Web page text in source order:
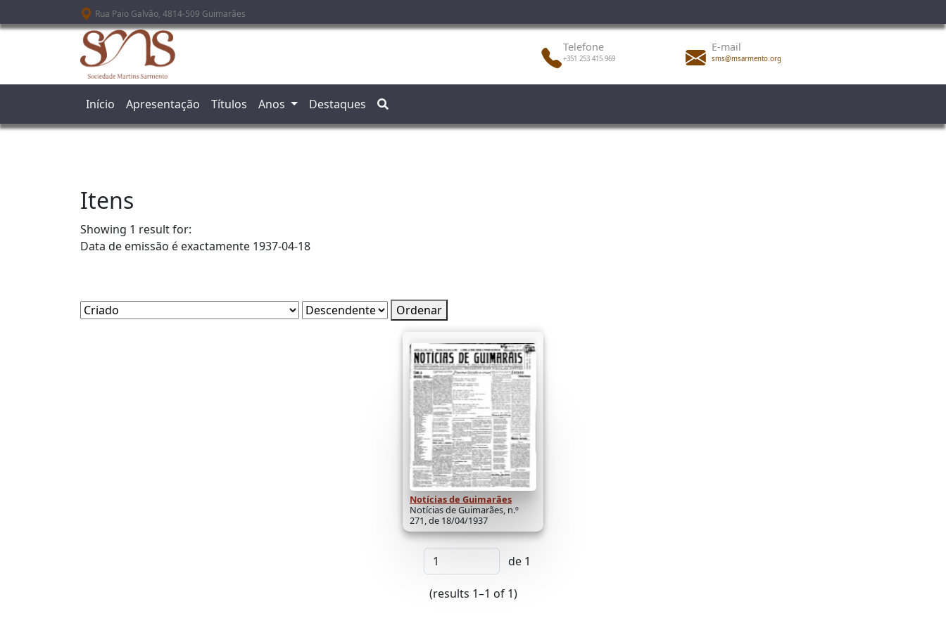
Passar para o conteúdo principal
Rua Paio Galvão, 4814-509 Guimarães
Telefone
+351 253 415 969
E-mail
sms@msarmento.org
Início Apresentação Títulos Anos Destaques
Itens
Showing 1 result for:
Data de emissão é exactamente 1937-04-18
Ordenar
Notícias de Guimarães
Notícias de Guimarães, n.º
271, de 18/04/1937
de 1
(results 1–1 of 1)